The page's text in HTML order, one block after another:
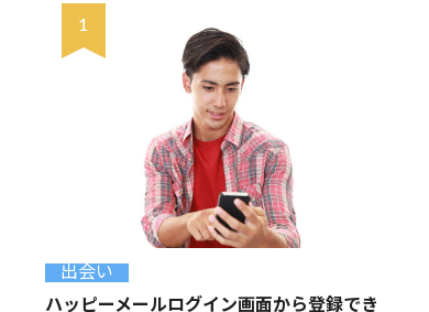
出会い
ハッピーメールログイン画面から登録でき